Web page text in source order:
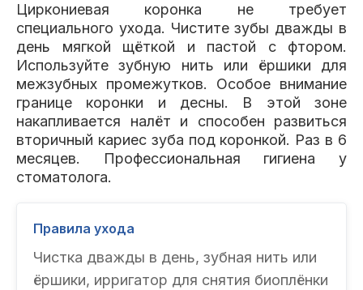
Циркониевая коронка не требует
специального ухода. Чистите зубы дважды в
день мягкой щёткой и пастой с фтором.
Используйте зубную нить или ёршики для
межзубных промежутков. Особое внимание
границе коронки и десны. В этой зоне
накапливается налёт и способен развиться
вторичный кариес зуба под коронкой. Раз в 6
месяцев. Профессиональная гигиена у
стоматолога.
Правила ухода
Чистка дважды в день, зубная нить или
ёршики, ирригатор для снятия биоплёнки